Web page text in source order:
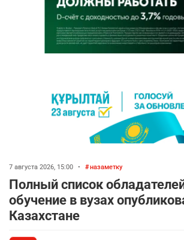
7 августа 2026, 15:00 • назаметку
Полный список
обучение в вузах
Казахстане